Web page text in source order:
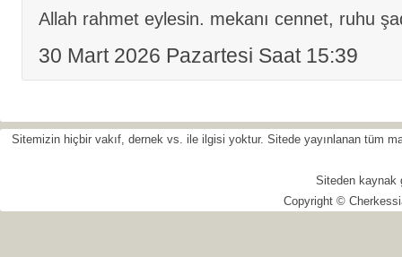
Allah rahmet eylesin. mekanı cennet, ruhu
30 Mart 2026 Pazartesi Saat 15:39
Sitemizin hiçbir vakıf, dernek vs. ile ilgisi yoktur. Sitede yayınlanan tüm
Siteden kaynak
Copyright ©